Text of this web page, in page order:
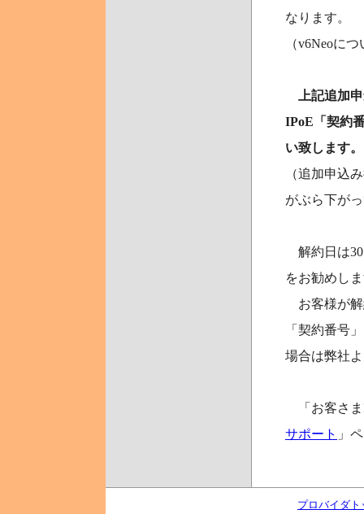
なります。
（v6Neoに
上記追加
IPoE「契約
い致します。
（追加申込
がぶら下が
解約日は30
をお勧めし
お客様が解
「契約番号
場合は弊社
「お客さま
サポート 」
プロバイダト